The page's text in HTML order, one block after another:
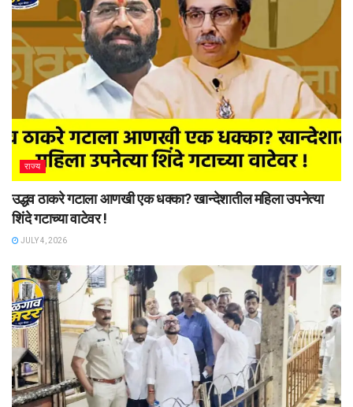
राज्य
उद्धव ठाकरे गटाला आणखी एक धक्का? खान्देशातील महिला उपनेत्या
शिंदे गटाच्या वाटेवर !
JULY 4, 2026